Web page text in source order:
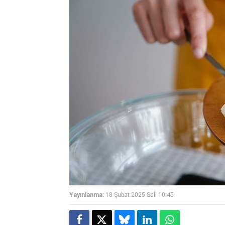
Yayınlanma: 18 Şubat 2025 Salı 10:45